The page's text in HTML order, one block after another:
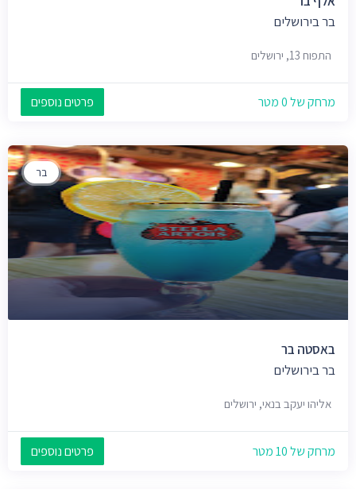
בר בירושלים
התפוח 13, ירושלים
מרחק של 0 מטר פרטים נוספים
בר
באסטה בר
בר בירושלים
אליהו יעקב בנאי, ירושלים
מרחק של 10 מטר פרטים נוספים